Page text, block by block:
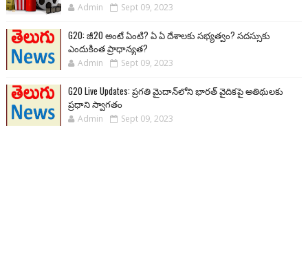
Admin Sept 09, 2023
G20: జీ20 అంటే ఏంటి? ఏ ఏ దేశాలకు సభ్యత్వం? సదస్సుకు
ఎందుకింత ప్రాధాన్యత?
Admin Sept 09, 2023
G20 Live Updates: ప్రగతి మైదాన్‌లోని భారత్ వైదికపై అతిథులకు
ప్రధాని స్వాగతం
Admin Sept 09, 2023